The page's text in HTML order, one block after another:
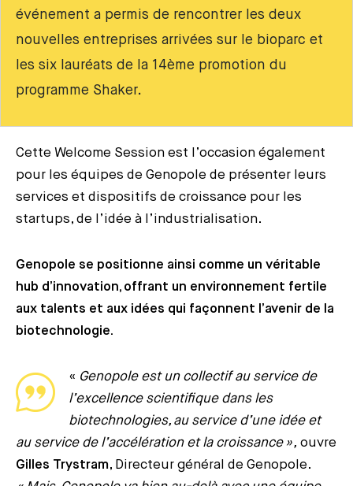
événement a permis de rencontrer les deux
nouvelles entreprises arrivées sur le bioparc et
les six lauréats de la 14ème promotion du
programme Shaker.
Cette Welcome Session est l’occasion également
pour les équipes de Genopole de présenter leurs
services et dispositifs de croissance pour les
startups, de l’idée à l’industrialisation.
Genopole se positionne ainsi comme un véritable
hub d’innovation, offrant un environnement fertile
aux talents et aux idées qui façonnent l’avenir de la
biotechnologie.
« Genopole est un collectif au service de
l’excellence scientifique dans les
biotechnologies, au service d’une idée et
au service de l’accélération et la croissance », ouvre
Gilles Trystram, Directeur général de Genopole.